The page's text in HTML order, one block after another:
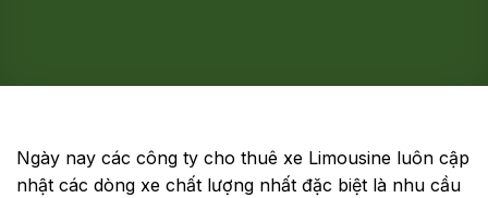
Ngày nay các công ty cho thuê xe Limousine luôn cập
nhật các dòng xe chất lượng nhất đặc biệt là nhu cầu